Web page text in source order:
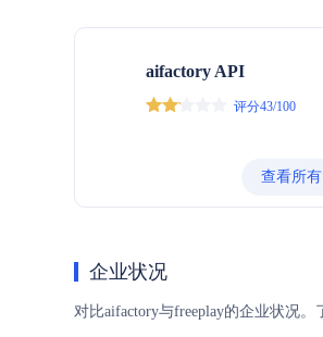
aifactory API
评分43/100
查看所
企业状况
对比aifactory与freeplay的企业状况